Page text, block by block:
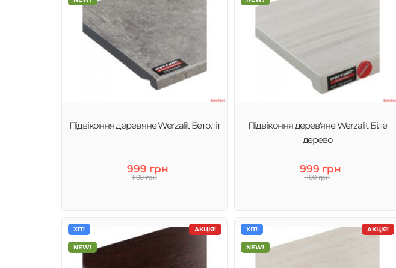
Підвіконня дерев'яне Werzalit Бетоліт
999 грн
1100 грн
Підвіконня дерев'яне Werzalit Біле
дерево
999 грн
1100 грн
АКЦІЯ!
ХІТ!
NEW!
АКЦІЯ!
ХІТ!
NEW!